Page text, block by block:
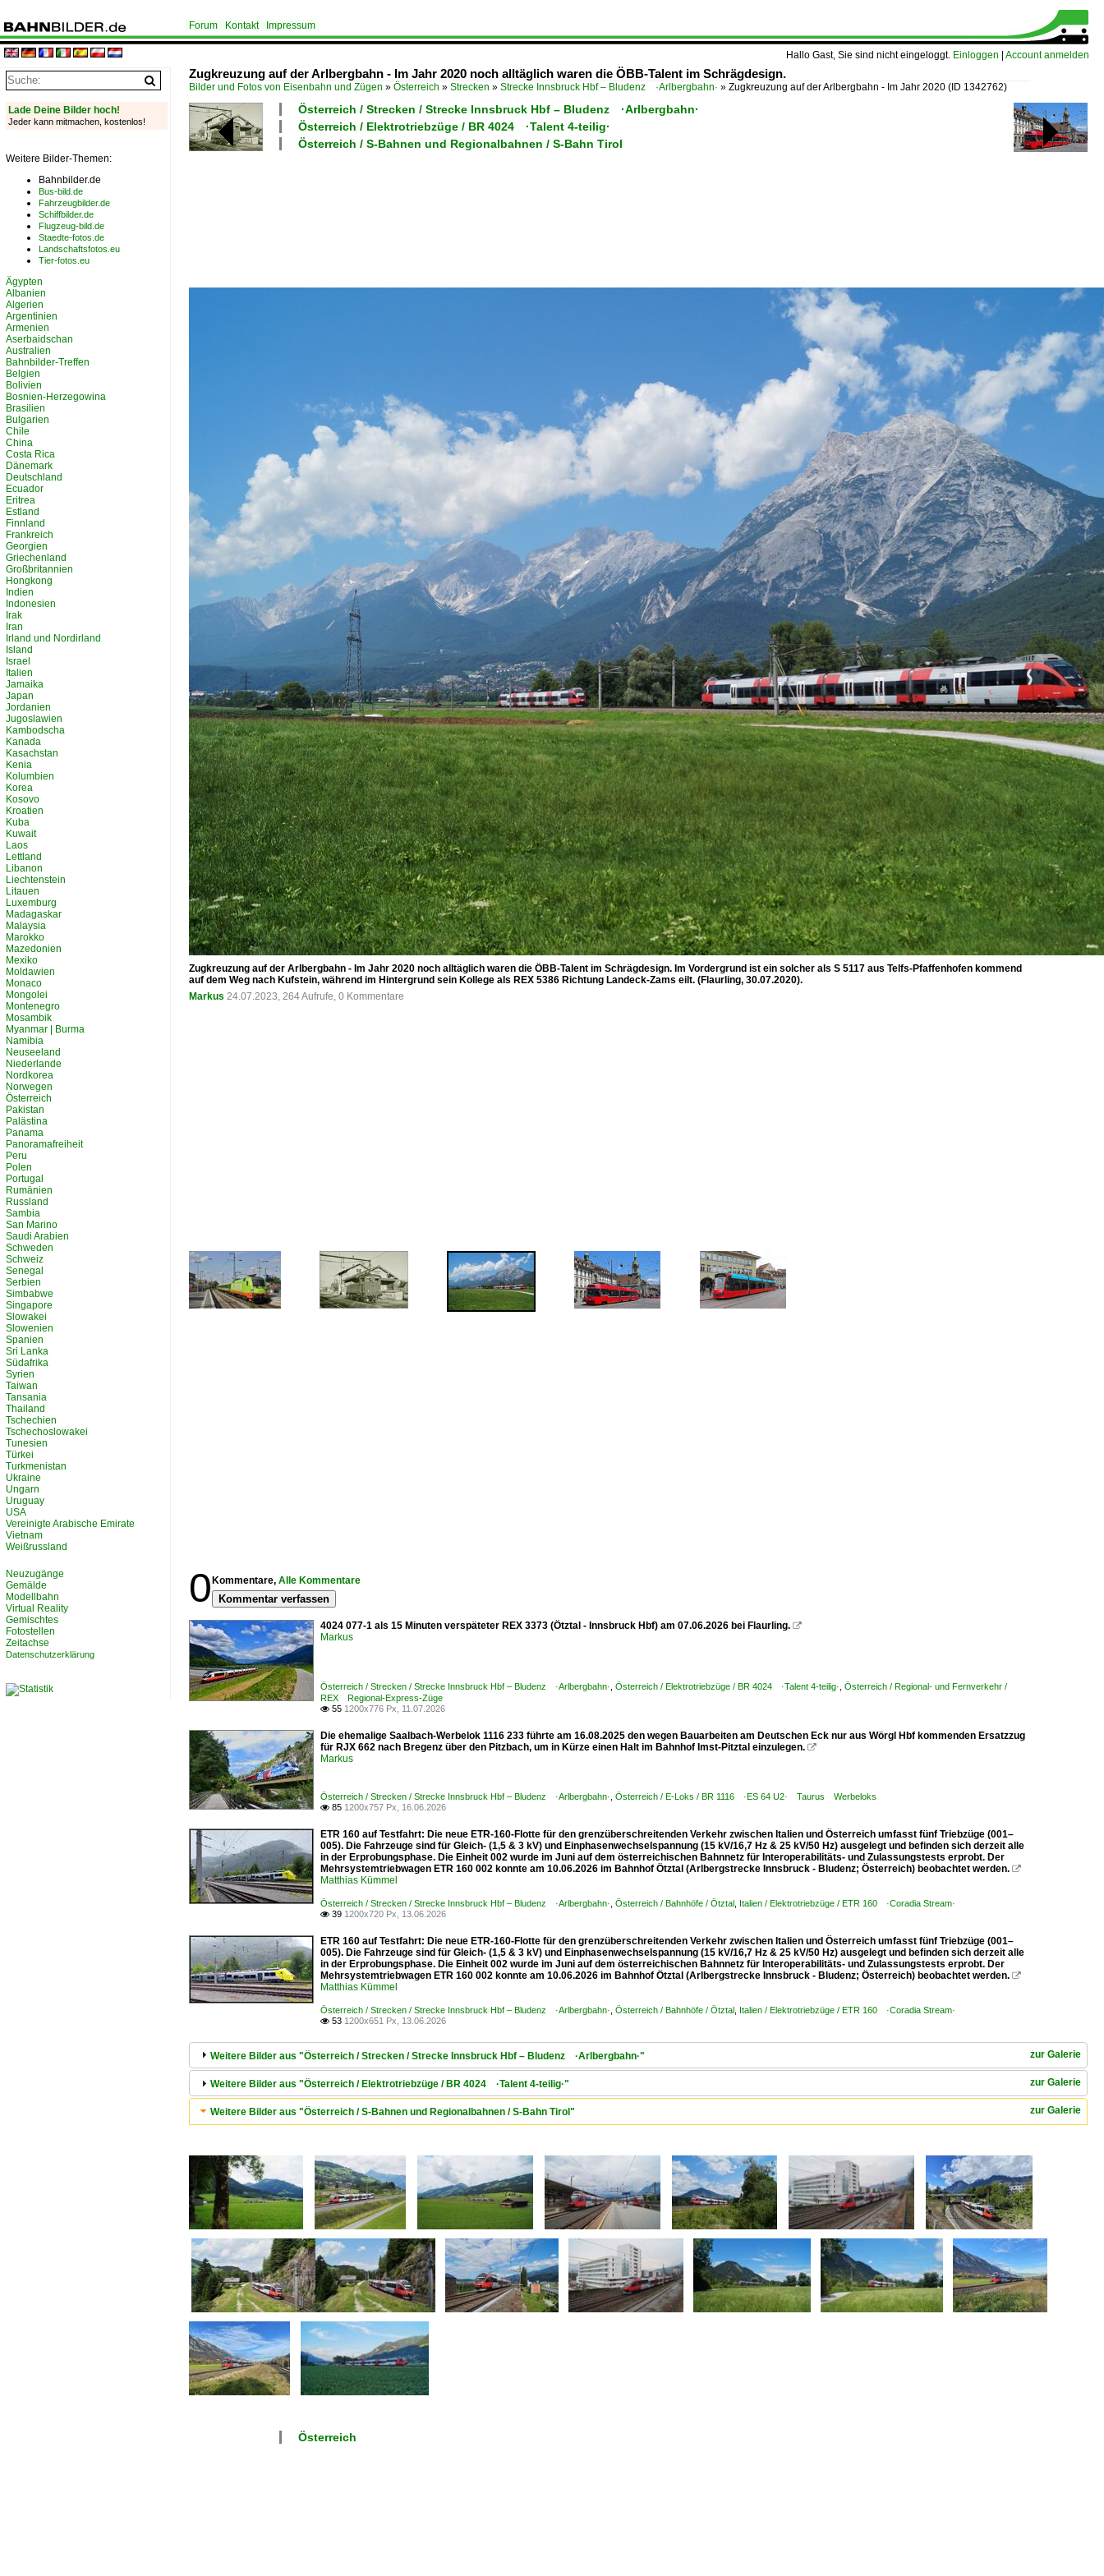
Hallo Gast, Sie sind nicht eingeloggt. Einloggen Account anmelden
Forum Kontakt Impressum
Zugkreuzung auf der Arlbergbahn - Im Jahr 2020 noch alltäglich waren die ÖBB-Talent im Schrägdesign.
Bilder und Fotos von Eisenbahn und Zügen » Österreich » Strecken » Strecke Innsbruck Hbf – Bludenz ·Arlbergbahn· » Zugkreuzung auf der Arlbergbahn - Im Jahr 2020 (ID 1342762)
Österreich / Strecken / Strecke Innsbruck Hbf – Bludenz ·Arlbergbahn·
Österreich / Elektrotriebzüge / BR 4024 ·Talent 4-teilig·
Österreich / S-Bahnen und Regionalbahnen / S-Bahn Tirol
Zugkreuzung auf der Arlbergbahn - Im Jahr 2020 noch alltäglich waren die ÖBB-Talent im Schrägdesign. Im Vordergrund ist ein solcher als S 5117 aus Telfs-Pfaffenhofen kommend
auf dem Weg nach Kufstein, während im Hintergrund sein Kollege als REX 5386 Richtung Landeck-Zams eilt. (Flaurling, 30.07.2020).
Markus 24.07.2023, 264 Aufrufe, 0 Kommentare
0 Kommentare, Alle Kommentare
Kommentar verfassen
4024 077-1 als 15 Minuten verspäteter REX 3373 (Ötztal - Innsbruck Hbf) am 07.06.2026 bei Flaurling. 
Markus
Österreich / Strecken / Strecke Innsbruck Hbf – Bludenz ·Arlbergbahn· Österreich / Elektrotriebzüge / BR 4024 ·Talent 4-teilig· Österreich / Regional- und Fernverkehr /
REX Regional-Express-Züge
 55 1200x776 Px, 11.07.2026
Die ehemalige Saalbach-Werbelok 1116 233 führte am 16.08.2025 den wegen Bauarbeiten am Deutschen Eck nur aus Wörgl Hbf kommenden Ersatzzug
für RJX 662 nach Bregenz über den Pitzbach, um in Kürze einen Halt im Bahnhof Imst-Pitztal einzulegen. 
Markus
Österreich / Strecken / Strecke Innsbruck Hbf – Bludenz ·Arlbergbahn· Österreich / E-Loks / BR 1116 ·ES 64 U2· Taurus Werbeloks
 85 1200x757 Px, 16.06.2026
ETR 160 auf Testfahrt: Die neue ETR-160-Flotte für den grenzüberschreitenden Verkehr zwischen Italien und Österreich umfasst fünf Triebzüge (001–
005). Die Fahrzeuge sind für Gleich- (1,5 & 3 kV) und Einphasenwechselspannung (15 kV/16,7 Hz & 25 kV/50 Hz) ausgelegt und befinden sich derzeit alle
in der Erprobungsphase. Die Einheit 002 wurde im Juni auf dem österreichischen Bahnnetz für Interoperabilitäts- und Zulassungstests erprobt. Der
Mehrsystemtriebwagen ETR 160 002 konnte am 10.06.2026 im Bahnhof Ötztal (Arlbergstrecke Innsbruck - Bludenz; Österreich) beobachtet werden. 
Matthias Kümmel
Österreich / Strecken / Strecke Innsbruck Hbf – Bludenz ·Arlbergbahn· Österreich / Bahnhöfe / Ötztal Italien / Elektrotriebzüge / ETR 160 ·Coradia Stream·
 39 1200x720 Px, 13.06.2026
ETR 160 auf Testfahrt: Die neue ETR-160-Flotte für den grenzüberschreitenden Verkehr zwischen Italien und Österreich umfasst fünf Triebzüge (001–
005). Die Fahrzeuge sind für Gleich- (1,5 & 3 kV) und Einphasenwechselspannung (15 kV/16,7 Hz & 25 kV/50 Hz) ausgelegt und befinden sich derzeit alle
in der Erprobungsphase. Die Einheit 002 wurde im Juni auf dem österreichischen Bahnnetz für Interoperabilitäts- und Zulassungstests erprobt. Der
Mehrsystemtriebwagen ETR 160 002 konnte am 10.06.2026 im Bahnhof Ötztal (Arlbergstrecke Innsbruck - Bludenz; Österreich) beobachtet werden. 
Matthias Kümmel
Österreich / Strecken / Strecke Innsbruck Hbf – Bludenz ·Arlbergbahn· Österreich / Bahnhöfe / Ötztal Italien / Elektrotriebzüge / ETR 160 ·Coradia Stream·
 53 1200x651 Px, 13.06.2026
zur Galerie
Weitere Bilder aus "Österreich / Strecken / Strecke Innsbruck Hbf – Bludenz ·Arlbergbahn·"
zur Galerie
Weitere Bilder aus "Österreich / Elektrotriebzüge / BR 4024 ·Talent 4-teilig·"
zur Galerie
Weitere Bilder aus "Österreich / S-Bahnen und Regionalbahnen / S-Bahn Tirol"
Österreich
Lade Deine Bilder hoch!
Jeder kann mitmachen, kostenlos!
Weitere Bilder-Themen:
Bahnbilder.de
Bus-bild.de
Fahrzeugbilder.de
Schiffbilder.de
Flugzeug-bild.de
Staedte-fotos.de
Landschaftsfotos.eu
Tier-fotos.eu
Ägypten
Albanien
Algerien
Argentinien
Armenien
Aserbaidschan
Australien
Bahnbilder-Treffen
Belgien
Bolivien
Bosnien-Herzegowina
Brasilien
Bulgarien
Chile
China
Costa Rica
Dänemark
Deutschland
Ecuador
Eritrea
Estland
Finnland
Frankreich
Georgien
Griechenland
Großbritannien
Hongkong
Indien
Indonesien
Irak
Iran
Irland und Nordirland
Island
Israel
Italien
Jamaika
Japan
Jordanien
Jugoslawien
Kambodscha
Kanada
Kasachstan
Kenia
Kolumbien
Korea
Kosovo
Kroatien
Kuba
Kuwait
Laos
Lettland
Libanon
Liechtenstein
Litauen
Luxemburg
Madagaskar
Malaysia
Marokko
Mazedonien
Mexiko
Moldawien
Monaco
Mongolei
Montenegro
Mosambik
Myanmar | Burma
Namibia
Neuseeland
Niederlande
Nordkorea
Norwegen
Österreich
Pakistan
Palästina
Panama
Panoramafreiheit
Peru
Polen
Portugal
Rumänien
Russland
Sambia
San Marino
Saudi Arabien
Schweden
Schweiz
Senegal
Serbien
Simbabwe
Singapore
Slowakei
Slowenien
Spanien
Sri Lanka
Südafrika
Syrien
Taiwan
Tansania
Thailand
Tschechien
Tschechoslowakei
Tunesien
Türkei
Turkmenistan
Ukraine
Ungarn
Uruguay
USA
Vereinigte Arabische Emirate
Vietnam
Weißrussland
Neuzugänge
Gemälde
Modellbahn
Virtual Reality
Gemischtes
Fotostellen
Zeitachse
Datenschutzerklärung